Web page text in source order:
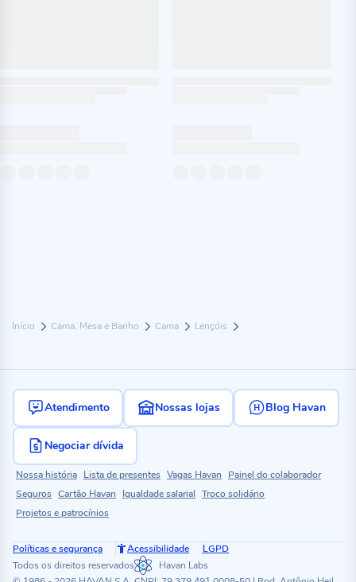
Início Cama, Mesa e Banho Cama Lençóis
Atendimento Nossas lojas Blog Havan
Negociar dívida
Nossa história Lista de presentes Vagas Havan
Painel do colaborador
Seguros Cartão Havan Igualdade salarial Troco solidário
Projetos e patrocínios
Políticas e segurança Acessibilidade
LGPD
Todos os direitos reservados
Havan Labs